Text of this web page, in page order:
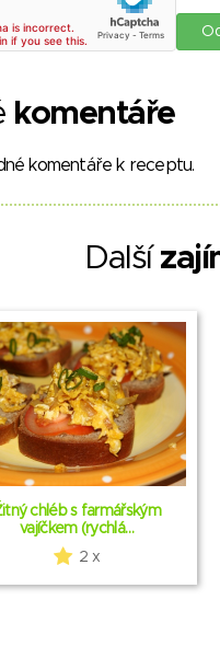
komentáře
komentáře k receptu.
Další
chléb s farmářským
vajíčkem (rychlá…
2 x